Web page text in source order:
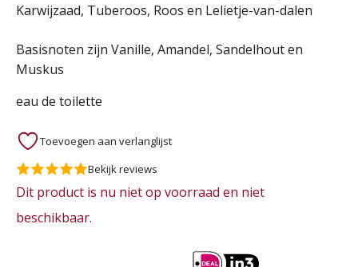
Karwijzaad, Tuberoos, Roos en Lelietje-van-dalen
Basisnoten zijn Vanille, Amandel, Sandelhout en
Muskus
eau de toilette
Toevoegen aan verlanglijst
Bekijk reviews
Dit product is nu niet op voorraad en niet
beschikbaar.